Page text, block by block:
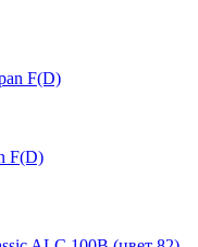
F(D)